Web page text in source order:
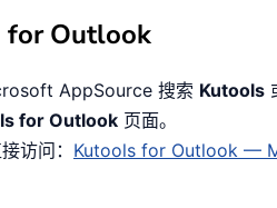
for Outlook
AppSource 搜索 Kutools
for Outlook 页面。
访问： Kutools for Outlook —